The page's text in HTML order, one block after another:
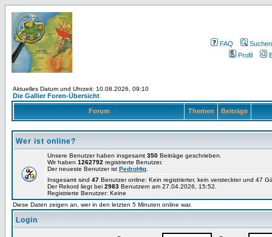
FAQ
Suchen
Profil
Aktuelles Datum und Uhrzeit: 10.08.2026, 09:10
Die Gallier Foren-Übersicht
Forum Themen Beiträge
Wer ist online?
Unsere Benutzer haben insgesamt 350 Beiträge geschrieben.
Wir haben 1262792 registrierte Benutzer.
Der neueste Benutzer ist PedroHtg
Insgesamt sind 47 Benutzer online: Kein registrierter, kein versteckter und 47
Der Rekord liegt bei 2983 Benutzern am 27.04.2026, 15:52.
Registrierte Benutzer: Keine
Diese Daten zeigen an, wer in den letzten 5 Minuten online war.
Login